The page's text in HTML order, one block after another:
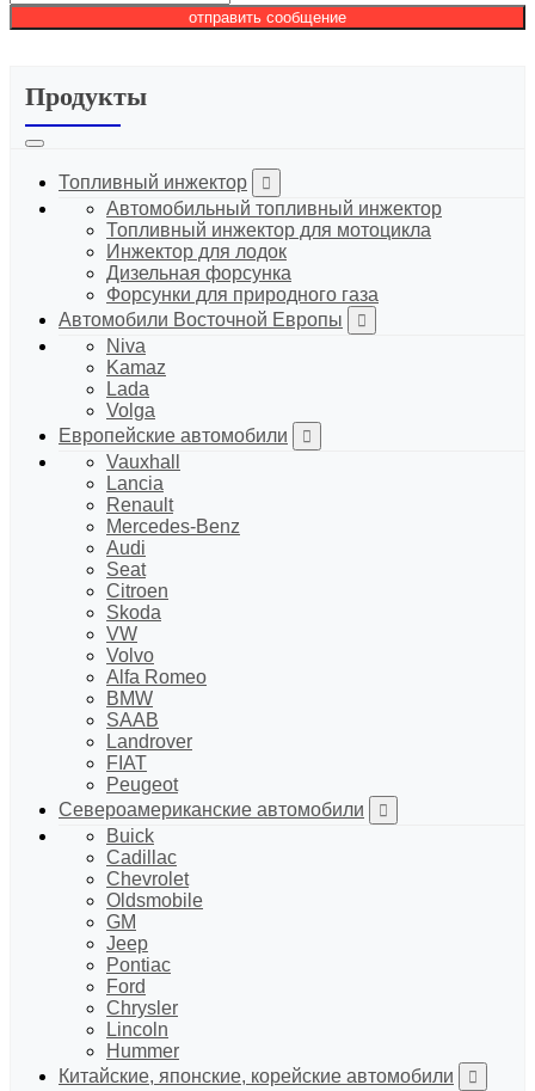
отправить сообщение
Продукты
Топливный инжектор
Автомобильный топливный инжектор
Топливный инжектор для мотоцикла
Инжектор для лодок
Дизельная форсунка
Форсунки для природного газа
Автомобили Восточной Европы
Niva
Kamaz
Lada
Volga
Европейские автомобили
Vauxhall
Lancia
Renault
Mercedes-Benz
Audi
Seat
Citroen
Skoda
VW
Volvo
Alfa Romeo
BMW
SAAB
Landrover
FIAT
Peugeot
Североамериканские автомобили
Buick
Cadillac
Chevrolet
Oldsmobile
GM
Jeep
Pontiac
Ford
Chrysler
Lincoln
Hummer
Китайские, японские, корейские автомобили